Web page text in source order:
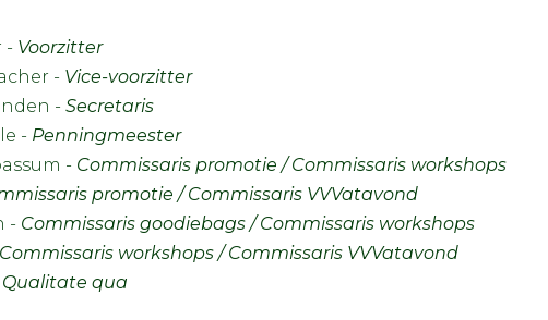
- Voorzitter
- Vice-voorzitter
- Secretaris
- Penningmeester
- Commissaris promotie / Commissaris workshops
promotie / Commissaris VVVatavond
- Commissaris goodiebags / Commissaris workshops
Commissaris workshops / Commissaris VVVatavond
Qualitate qua